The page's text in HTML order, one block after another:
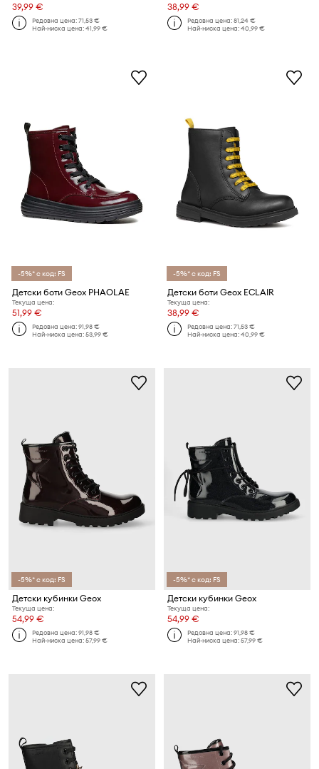
39,99 €
Редовна цена:71,53 €
Най-ниска цена:41,99 €
38,99 €
Редовна цена:81,24 €
Най-ниска цена:40,99 €
-5%* с код: FS
Детски боти Geox PHAOLAE
Текуща цена:
51,99 €
Редовна цена:91,98 €
Най-ниска цена:53,99 €
-5%* с код: FS
Детски боти Geox ECLAIR
Текуща цена:
38,99 €
Редовна цена:71,53 €
Най-ниска цена:40,99 €
-5%* с код: FS
Детски кубинки Geox
Текуща цена:
54,99 €
Редовна цена:91,98 €
Най-ниска цена:57,99 €
-5%* с код: FS
Детски кубинки Geox
Текуща цена:
54,99 €
Редовна цена:91,98 €
Най-ниска цена:57,99 €